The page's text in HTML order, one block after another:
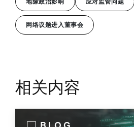
地缘政治影响 应对监管问题
网络议题进入董事会
相关内容